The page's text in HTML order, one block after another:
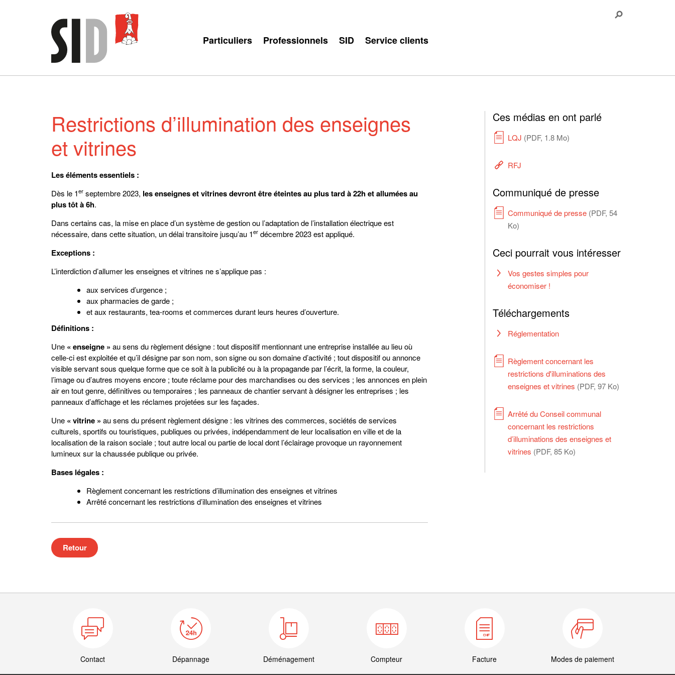
Particuliers Professionnels SID Service clients
Restrictions d’illumination des enseignes
et vitrines
Les éléments essentiels :
Dès le 1er septembre 2023, les enseignes et vitrines devront être éteintes au plus tard à 22h et allumées au
plus tôt à 6h.
Dans certains cas, la mise en place d’un système de gestion ou l’adaptation de l’installation électrique est
nécessaire, dans cette situation, un délai transitoire jusqu’au 1er décembre 2023 est appliqué.
Exceptions :
L’interdiction d’allumer les enseignes et vitrines ne s’applique pas :
aux services d’urgence ;
aux pharmacies de garde ;
et aux restaurants, tea-rooms et commerces durant leurs heures d’ouverture.
Définitions :
Une « enseigne » au sens du règlement désigne : tout dispositif mentionnant une entreprise installée au lieu où
celle-ci est exploitée et qu’il désigne par son nom, son signe ou son domaine d’activité ; tout dispositif ou annonce
visible servant sous quelque forme que ce soit à la publicité ou à la propagande par l’écrit, la forme, la couleur,
l’image ou d’autres moyens encore ; toute réclame pour des marchandises ou des services ; les annonces en plein
air en tout genre, définitives ou temporaires ; les panneaux de chantier servant à désigner les entreprises ; les
panneaux d’affichage et les réclames projetées sur les façades.
Une « vitrine » au sens du présent règlement désigne : les vitrines des commerces, sociétés de services
culturels, sportifs ou touristiques, publiques ou privées, indépendamment de leur localisation en ville et de la
localisation de la raison sociale ; tout autre local ou partie de local dont l’éclairage provoque un rayonnement
lumineux sur la chaussée publique ou privée.
Bases légales :
Règlement concernant les restrictions d’illumination des enseignes et vitrines
Arrêté concernant les restrictions d’illumination des enseignes et vitrines
Retour
Ces médias en ont parlé
LQJ (PDF, 1.8 Mo)
RFJ
Communiqué de presse
Communiqué de presse (PDF, 54
Ko)
Ceci pourrait vous intéresser
Vos gestes simples pour
économiser !
Téléchargements
Réglementation
Règlement concernant les
restrictions d'illuminations des
enseignes et vitrines (PDF, 97 Ko)
Arrêté du Conseil communal
concernant les restrictions
d’illuminations des enseignes et
vitrines (PDF, 85 Ko)
Contact Dépannage Déménagement Compteur Facture Modes de paiement